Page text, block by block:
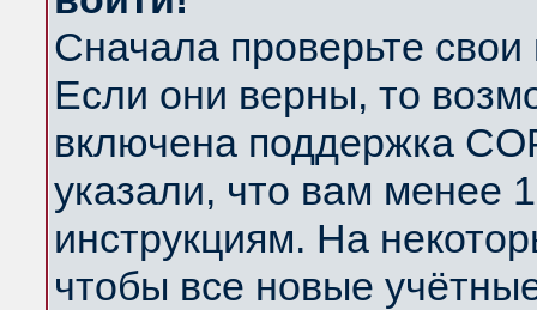
Сначала проверьте
Если они верны, то
включена поддержка
указали, что вам менее
инструкциям. На
чтобы все новые